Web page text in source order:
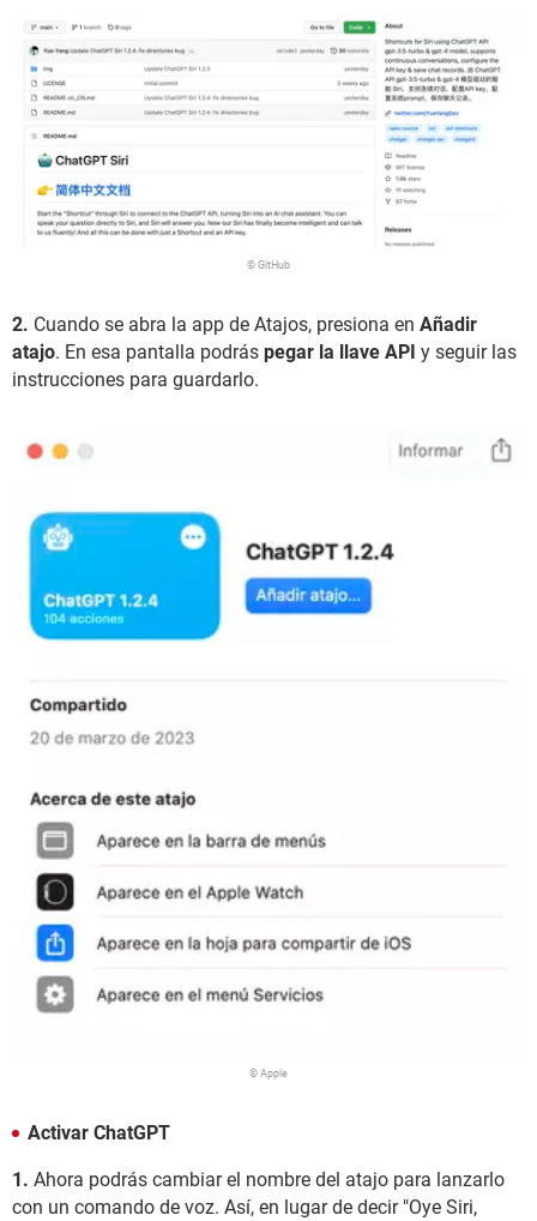
© GitHub
2. Cuando se abra la app de Atajos, presiona en Añadir
atajo. En esa pantalla podrás pegar la llave API y seguir las
instrucciones para guardarlo.
© Apple
Activar ChatGPT
1. Ahora podrás cambiar el nombre del atajo para lanzarlo
con un comando de voz. Así, en lugar de decir "Oye Siri,